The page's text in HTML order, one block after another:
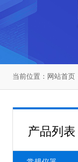
当前位置： 网站首页
产品列表